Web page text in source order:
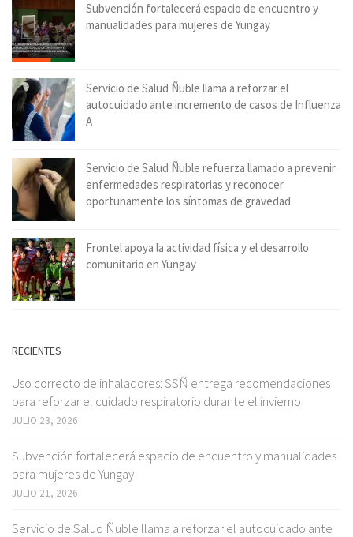
Subvención fortalecerá espacio de encuentro y
manualidades para mujeres de Yungay
Servicio de Salud Ñuble llama a reforzar el
autocuidado ante incremento de casos de Influenza
A
Servicio de Salud Ñuble refuerza llamado a prevenir
enfermedades respiratorias y reconocer
oportunamente los síntomas de gravedad
Frontel apoya la actividad física y el desarrollo
comunitario en Yungay
RECIENTES
Uso correcto de inhaladores: SSÑ entrega recomendaciones
para reforzar el cuidado respiratorio durante el invierno
JULIO 23, 2026
Subvención fortalecerá espacio de encuentro y manualidades
para mujeres de Yungay
JULIO 21, 2026
Servicio de Salud Ñuble llama a reforzar el autocuidado ante